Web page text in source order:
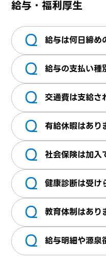
あった際、その場
ご利用頂けなくな
上、２～３日お時
給与・福利厚生
Q 給与は何日締め
毎月末締めの翌15
なります。
Q 給与の支払い種
基本時給にてお支
ご相談ください。
Q 交通費は支給さ
交通費は実費支給
Q 有給休暇はあり
就労開始日から6
日数は、勤務日数
Q 社会保険は加入
加入条件を満たせ
Q 健康診断は受け
受診資格を満たせ
Q 教育体制はあり
e-ラーニングプロ
Q 給与明細や源泉